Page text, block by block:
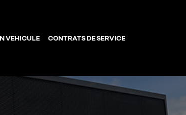
VEHICULE CONTRATS DE SERVICE